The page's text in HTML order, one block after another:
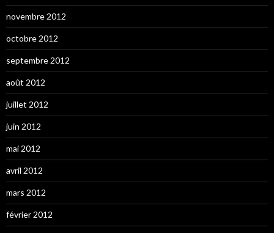
novembre 2012
octobre 2012
septembre 2012
août 2012
juillet 2012
juin 2012
mai 2012
avril 2012
mars 2012
février 2012